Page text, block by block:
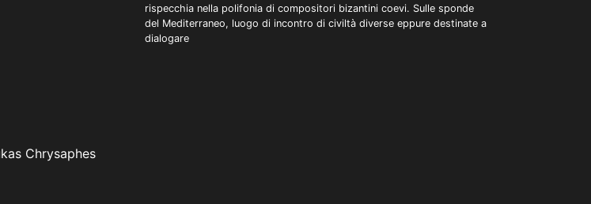
Chrysaphes
rispecchia nella polifonia di compositori bizantini coevi. Sulle sponde
del Mediterraneo, luogo di incontro di civiltà diverse eppure destinate a
dialogare